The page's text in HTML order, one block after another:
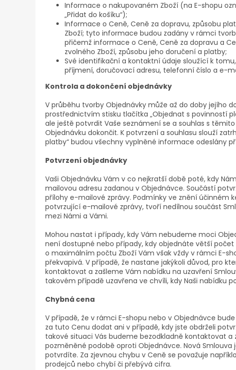
Informace o nakupovaném Zboží (na E-shopu
„Přidat do košíku“);
Informace o Ceně, Ceně za dopravu, způsobu
Zboží; tyto informace budou zadány v rámci
přičemž informace o Ceně, Ceně za dopravu a
zvolného Zboží, způsobu jeho doručení a platby;
Své identifikační a kontaktní údaje sloužící k
příjmení, doručovací adresu, telefonní číslo a e-
Kontrola a dokončení objednávky
V průběhu tvorby Objednávky může až do doby jejího
prostřednictvím stisku tlačítka „Objednat s povinností
ale ještě potvrdit Vaše seznámení se a souhlas s
Objednávku dokončit. K potvrzení a souhlasu slouží
platby“ budou všechny vyplněné informace odeslány
Potvrzení objednávky
Vaši Objednávku Vám v co nejkratší době poté, kdy
mailovou adresu zadanou v Objednávce. Součástí
přílohy e-mailové zprávy. Podmínky ve znění účinném
potvrzující e-mailové zprávy, tvoří nedílnou součást
mezi Námi a Vámi.
Mohou nastat i případy, kdy Vám nebudeme moci
není dostupné nebo případy, kdy objednáte větší
o maximálním počtu Zboží Vám však vždy v rámci E-
překvapivá. V případě, že nastane jakýkoli důvod, pro
kontaktovat a zašleme Vám nabídku na uzavření
takovém případě uzavřena ve chvíli, kdy Naši nabídku
Chybná cena
V případě, že v rámci E-shopu nebo v Objednávce
za tuto Cenu dodat ani v případě, kdy jste obdrželi
takové situaci Vás budeme bezodkladně kontaktovat
pozměněné podobě oproti Objednávce. Nová
potvrdíte. Za zjevnou chybu v Ceně se považuje
prodejců nebo chybí či přebývá cifra.